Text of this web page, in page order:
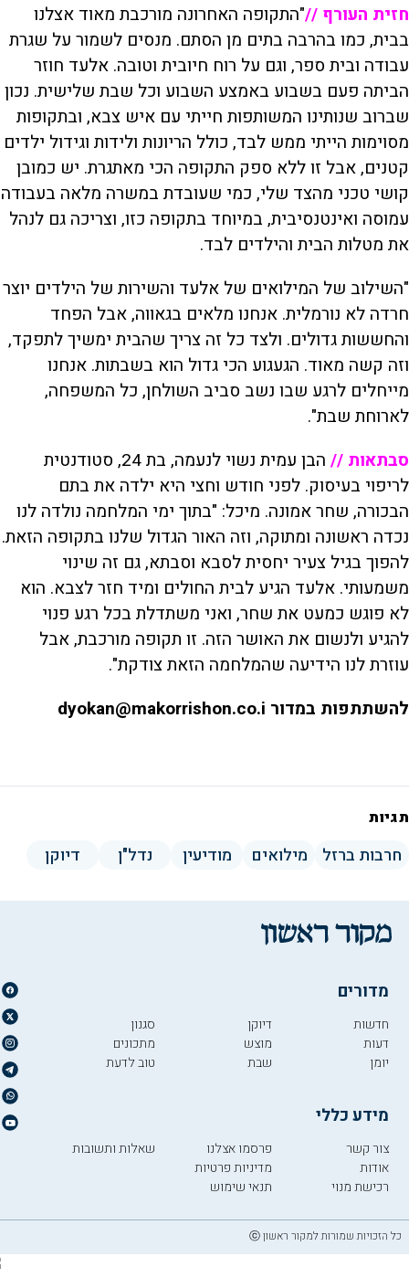
חזית העורף //"התקופה האחרונה מורכבת מאוד אצלנו
בבית, כמו בהרבה בתים מן הסתם. מנסים לשמור על שגרת
עבודה ובית ספר, וגם על רוח חיובית וטובה. אלעד חוזר
הביתה פעם בשבוע באמצע השבוע וכל שבת שלישית. נכון
שברוב שנותינו המשותפות חייתי עם איש צבא, ובתקופות
מסוימות הייתי ממש לבד, כולל הריונות ולידות וגידול ילדים
קטנים, אבל זו ללא ספק התקופה הכי מאתגרת. יש כמובן
קושי טכני מהצד שלי, כמי שעובדת במשרה מלאה בעבודה
עמוסה ואינטנסיבית, במיוחד בתקופה כזו, וצריכה גם לנהל
את מטלות הבית והילדים לבד.
"השילוב של המילואים של אלעד והשירות של הילדים יוצר
חרדה לא נורמלית. אנחנו מלאים בגאווה, אבל הפחד
והחששות גדולים. ולצד כל זה צריך שהבית ימשיך לתפקד,
וזה קשה מאוד. הגעגוע הכי גדול הוא בשבתות. אנחנו
מייחלים לרגע שבו נשב סביב השולחן, כל המשפחה,
לארוחת שבת".
סבתאות //
הבן עמית נשוי לנעמה, בת 24, סטודנטית
לריפוי בעיסוק. לפני חודש וחצי היא ילדה את בתם
הבכורה, שחר אמונה. מיכל: "בתוך ימי המלחמה נולדה לנו
נכדה ראשונה ומתוקה, וזה האור הגדול שלנו בתקופה הזאת.
להפוך בגיל צעיר יחסית לסבא וסבתא, גם זה שינוי
משמעותי. אלעד הגיע לבית החולים ומיד חזר לצבא. הוא
לא פוגש כמעט את שחר, ואני משתדלת בכל רגע פנוי
להגיע ולנשום את האושר הזה. זו תקופה מורכבת, אבל
עוזרת לנו הידיעה שהמלחמה הזאת צודקת".
להשתתפות במדור dyokan@makorrishon.co.i
תגיות
חרבות ברזל מילואים מודיעין נדל"ן דיוקן
מדורים
חדשות
דעות
יומן
דיוקן
מוצש
שבת
סגנון
מתכונים
טוב לדעת
מידע כללי
צור קשר
אודות
רכישת מנוי
פרסמו אצלנו
מדיניות פרטיות
תנאי שימוש
שאלות ותשובות
כל הזכויות שמורות למקור ראשון ⓒ